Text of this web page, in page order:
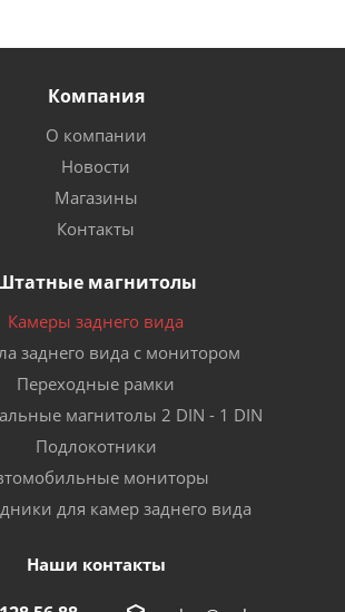
Компания
О компании
Новости
Магазины
Контакты
магнитолы
Камеры заднего вида
заднего вида с монитором
Переходные рамки
магнитолы 2 DIN - 1 DIN
Подлокотники
мониторы
для камер заднего вида
Наши контакты